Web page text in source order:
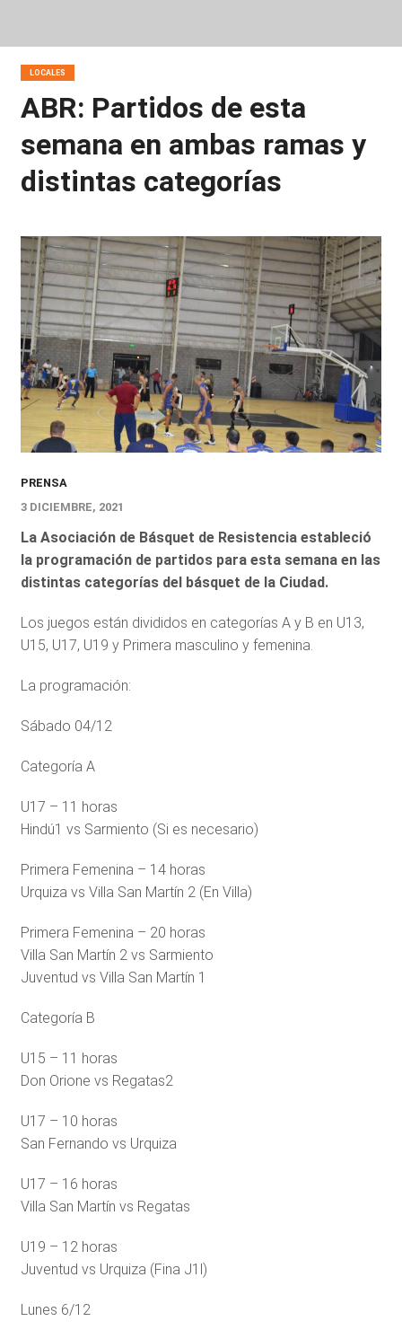
LOCALES
ABR: Partidos de esta
semana en ambas ramas y
distintas categorías
PRENSA
3 DICIEMBRE, 2021
La Asociación de Básquet de Resistencia estableció
la programación de partidos para esta semana en las
distintas categorías del básquet de la Ciudad.
Los juegos están divididos en categorías A y B en U13,
U15, U17, U19 y Primera masculino y femenina.
La programación:
Sábado 04/12
Categoría A
U17 – 11 horas
Hindú1 vs Sarmiento (Si es necesario)
Primera Femenina – 14 horas
Urquiza vs Villa San Martín 2 (En Villa)
Primera Femenina – 20 horas
Villa San Martín 2 vs Sarmiento
Juventud vs Villa San Martín 1
Categoría B
U15 – 11 horas
Don Orione vs Regatas2
U17 – 10 horas
San Fernando vs Urquiza
U17 – 16 horas
Villa San Martín vs Regatas
U19 – 12 horas
Juventud vs Urquiza (Fina J1l)
Lunes 6/12